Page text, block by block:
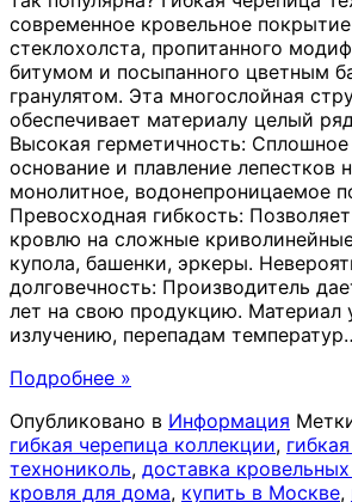
современное кровельное
стеклохолста, пропитанного
битумом и посыпанного цветным
гранулятом. Эта многослойная
обеспечивает материалу целый
Высокая герметичность: Сплошное
основание и плавление лепестков
монолитное, водонепроницаемое
Превосходная гибкость:
кровлю на сложные
купола, башенки, эркеры.
долговечность: Производитель
лет на свою продукцию. Материал
излучению, перепадам температур
Подробнее »
Опубликовано в Информация
гибкая черепица коллекции,
технониколь, доставка
кровля для дома, купить в Москве,